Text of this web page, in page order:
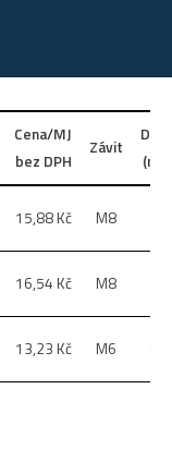
Cena/MJ
bez DPH
Závit
15,88 Kč M8
16,54 Kč M8
13,23 Kč M6